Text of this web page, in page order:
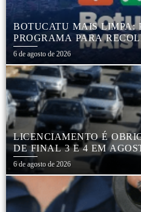
BOTUCATU MAIS LIMPA:
PROGRAMA PARA
COLCHÕES E OUTROS
6 de agosto de 2026
LICENCIAMENTO É
DE FINAL 3 E 4 EM
6 de agosto de 2026